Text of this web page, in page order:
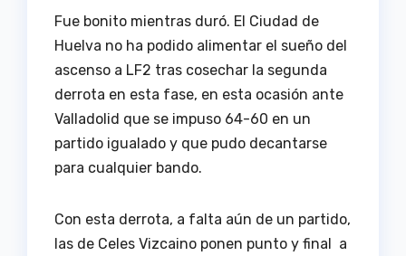
Fue bonito mientras duró. El Ciudad de
Huelva no ha podido alimentar el sueño del
ascenso a LF2 tras cosechar la segunda
derrota en esta fase, en esta ocasión ante
Valladolid que se impuso 64-60 en un
partido igualado y que pudo decantarse
para cualquier bando.
Con esta derrota, a falta aún de un partido,
las de Celes Vizcaino ponen punto y final a